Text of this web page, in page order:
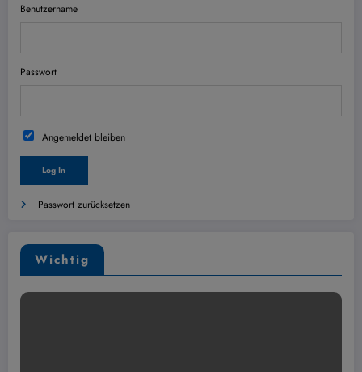
Benutzername
Passwort
Angemeldet bleiben
Passwort zurücksetzen
Wichtig